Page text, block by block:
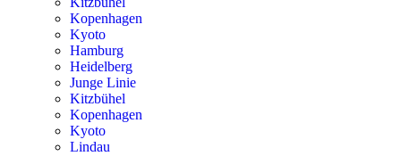
Kopenhagen
Kyoto
Hamburg
Heidelberg
Junge Linie
Kitzbühel
Kopenhagen
Kyoto
Lindau